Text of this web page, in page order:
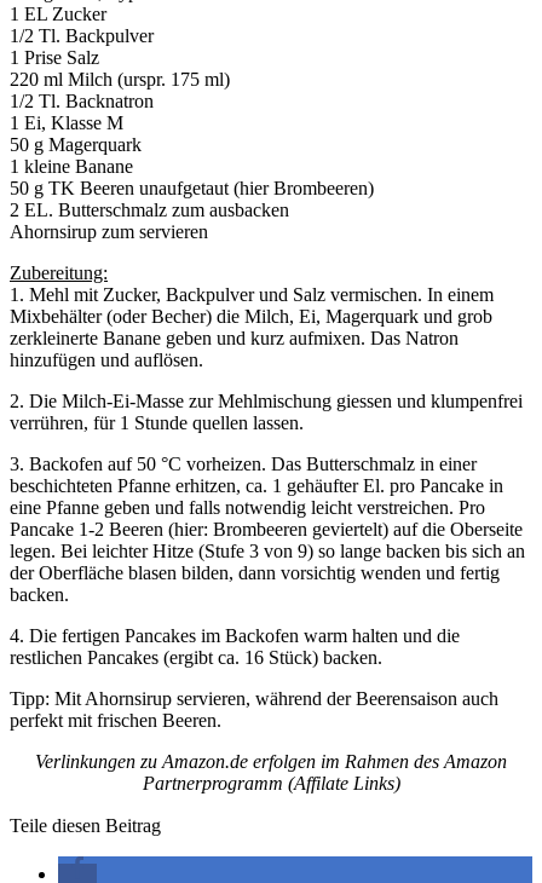
1 EL Zucker
1/2 Tl. Backpulver
1 Prise Salz
220 ml Milch (urspr. 175 ml)
1/2 Tl. Backnatron
1 Ei, Klasse M
50 g Magerquark
1 kleine Banane
50 g TK Beeren unaufgetaut (hier Brombeeren)
2 EL. Butterschmalz zum ausbacken
Ahornsirup zum servieren
Zubereitung:
1. Mehl mit Zucker, Backpulver und Salz vermischen. In einem
Mixbehälter (oder Becher) die Milch, Ei, Magerquark und grob
zerkleinerte Banane geben und kurz aufmixen. Das Natron
hinzufügen und auflösen.
2. Die Milch-Ei-Masse zur Mehlmischung giessen und klumpenfrei
verrühren, für 1 Stunde quellen lassen.
3. Backofen auf 50 °C vorheizen. Das Butterschmalz in einer
beschichteten Pfanne erhitzen, ca. 1 gehäufter El. pro Pancake in
eine Pfanne geben und falls notwendig leicht verstreichen. Pro
Pancake 1-2 Beeren (hier: Brombeeren geviertelt) auf die Oberseite
legen. Bei leichter Hitze (Stufe 3 von 9) so lange backen bis sich an
der Oberfläche blasen bilden, dann vorsichtig wenden und fertig
backen.
4. Die fertigen Pancakes im Backofen warm halten und die
restlichen Pancakes (ergibt ca. 16 Stück) backen.
Tipp: Mit Ahornsirup servieren, während der Beerensaison auch
perfekt mit frischen Beeren.
Verlinkungen zu Amazon.de erfolgen im Rahmen des Amazon
Partnerprogramm (Affilate Links)
Teile diesen Beitrag